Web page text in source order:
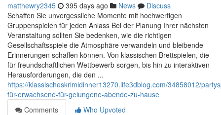
matthewry2345 395 days ago News
Discuss
Schaffen Sie unvergessliche Momente mit hochwertigen
Gruppenspielen für jeden Anlass Bei der Planung Ihrer nächsten
Veranstaltung sollten Sie bedenken, wie die richtigen
Gesellschaftsspiele die Atmosphäre verwandeln und bleibende
Erinnerungen schaffen können. Von klassischen Brettspielen, die
für freundschaftlichen Wettbewerb sorgen, bis hin zu interaktiven
Herausforderungen, die den ...
https://klassischeskrimidinner13270.life3dblog.com/34858012/
für-erwachsene-für-gelungene-abende-zu-hause
Comments
Who Upvoted